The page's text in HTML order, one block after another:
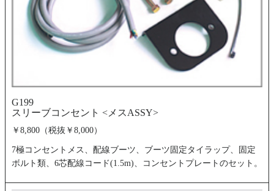
G199
スリーブコンセント <メスASSY>
￥8,800（税抜￥8,000）
7極コンセントメス、配線ブーツ、ブーツ固定タイラップ、固定
ボルト類、6芯配線コード(1.5m)、コンセントプレートのセット。